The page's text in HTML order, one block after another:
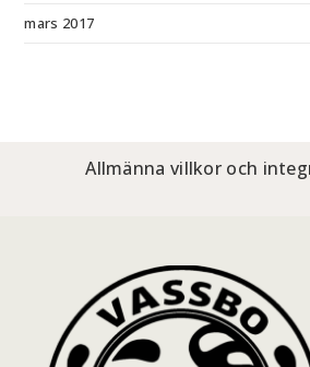
mars 2017
Allmänna villkor och